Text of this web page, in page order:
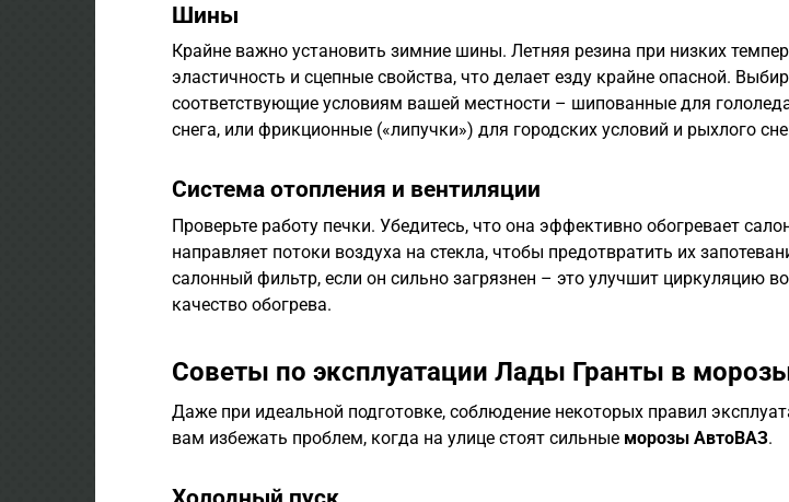
Шины
Крайне важно установить зимние шины. Летняя резина при низких
эластичность и сцепные свойства, что делает езду крайне опасной.
соответствующие условиям вашей местности – шипованные для
снега, или фрикционные («липучки») для городских условий и рыхлого
Система отопления и вентиляции
Проверьте работу печки. Убедитесь, что она эффективно обогревает
направляет потоки воздуха на стекла, чтобы предотвратить их
салонный фильтр, если он сильно загрязнен – это улучшит циркуляцию
качество обогрева.
Советы по эксплуатации Лады Гранты в
Даже при идеальной подготовке, соблюдение некоторых правил
вам избежать проблем, когда на улице стоят сильные морозы АвтоВАЗ.